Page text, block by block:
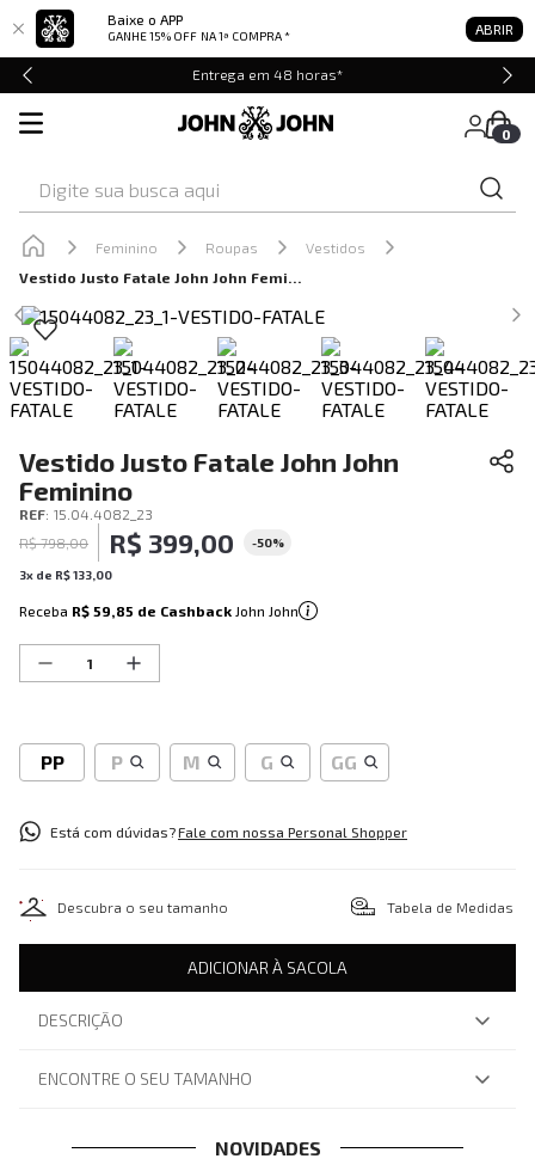
Baixe o APP
GANHE 15% OFF NA 1ª COMPRA * ABRIR
Entrega em 48 horas*
0
Feminino Roupas
Vestidos
Vestido Justo Fatale John John Feminino
Vestido Justo Fatale John John
Feminino
REF: 15.04.4082_23
R$ 798,00 R$ 399,00 -50%
3x de R$133 00
Receba R$ 59,85 de Cashback John John
PP P M G GG
Está com dúvidas?Fale com nossa Personal Shopper
Descubra o seu tamanho Tabela de Medidas
ADICIONAR À SACOLA
DESCRIÇÃO
ENCONTRE O SEU TAMANHO
NOVIDADES